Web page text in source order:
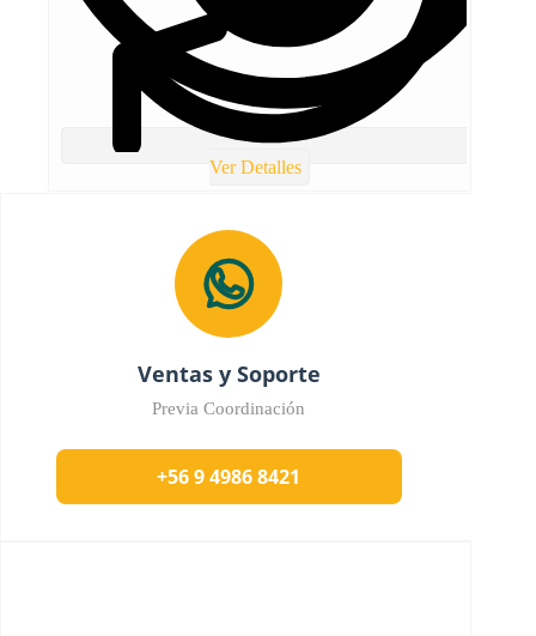
Ver Detalles
Ventas y Soporte
Previa Coordinación
+56 9 4986 8421